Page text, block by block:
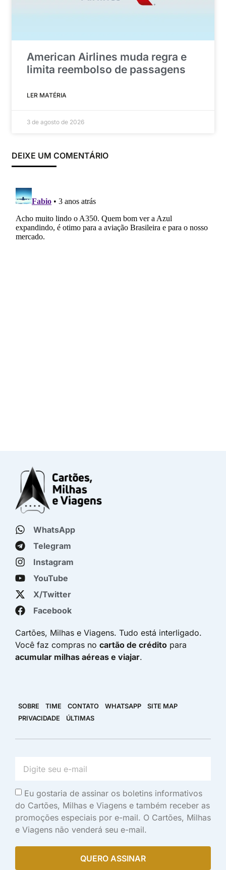
American Airlines muda regra e
limita reembolso de passagens
LER MATÉRIA
3 de agosto de 2026
DEIXE UM COMENTÁRIO
WhatsApp
Telegram
Instagram
YouTube
X/Twitter
Facebook
Cartões, Milhas e Viagens. Tudo está interligado.
Você faz compras no cartão de crédito para
acumular milhas aéreas e viajar.
SOBRE TIME CONTATO WHATSAPP
SITE MAP
PRIVACIDADE
ÚLTIMAS
Eu gostaria de assinar os boletins informativos
do Cartões, Milhas e Viagens e também receber as
promoções especiais por e-mail. O Cartões, Milhas
e Viagens não venderá seu e-mail.
QUERO ASSINAR